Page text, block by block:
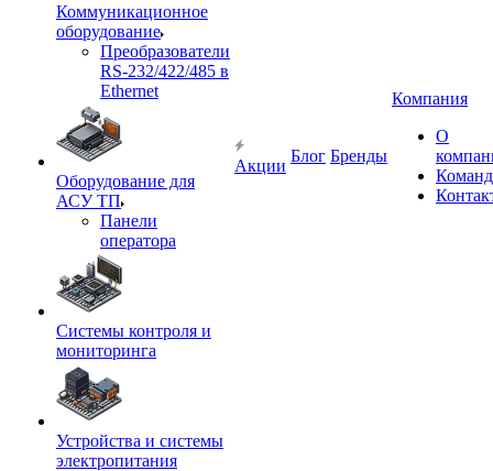
Коммуникационное
оборудование
Преобразователи
RS-232/422/485 в
Ethernet
Оборудование для
АСУ ТП
Панели
оператора
Системы контроля и
мониторинга
Устройства и системы
электропитания
Акции
Блог Бренды
Компания
О